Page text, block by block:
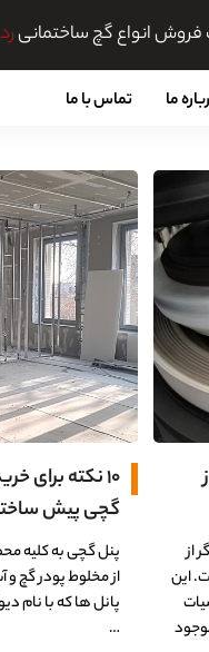
فروش انواع گچ ساختمانی
ما تماس با ما
از
این
۱۰ نکته برای
گچی پیش
پنل گچی به کلیه
از مخلوط پودر گچ
پانل ها که با نام
…